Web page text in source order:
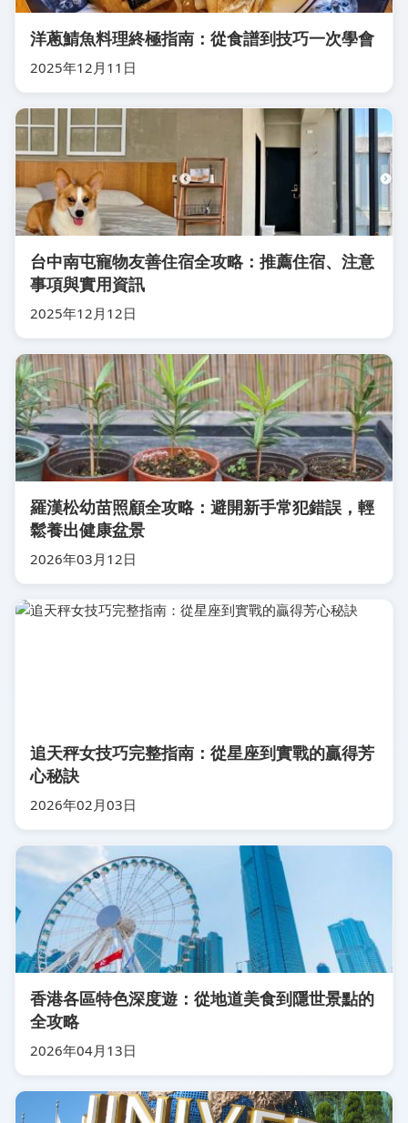
洋蔥鯖魚料理終極指南：從食譜到技巧一次學會
2025年12月11日
台中南屯寵物友善住宿全攻略：推薦住宿、注意
事項與實用資訊
2025年12月12日
羅漢松幼苗照顧全攻略：避開新手常犯錯誤，輕
鬆養出健康盆景
2026年03月12日
追天秤女技巧完整指南：從星座到實戰的贏得芳
心秘訣
2026年02月03日
香港各區特色深度遊：從地道美食到隱世景點的
全攻略
2026年04月13日